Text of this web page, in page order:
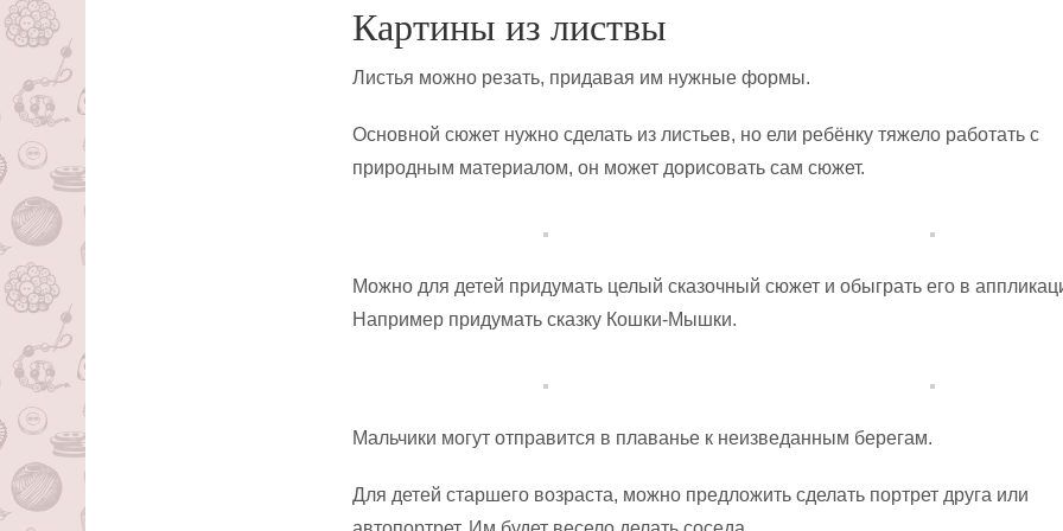
Картины из листвы
Листья можно резать, придавая им нужные формы.
Основной сюжет нужно сделать из листьев, но ели ребёнку тяжело работать с
природным материалом, он может дорисовать сам сюжет.
Можно для детей придумать целый сказочный сюжет и обыграть его в
Например придумать сказку Кошки-Мышки.
Мальчики могут отправится в плаванье к неизведанным берегам.
Для детей старшего возраста, можно предложить сделать портрет друга или